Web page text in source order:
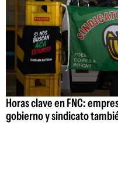
Horas clave en FNC:
gobierno y sindicato